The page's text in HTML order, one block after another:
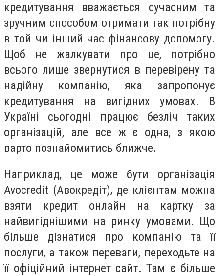
кредитування вважається сучасним та
зручним способом отримати так потрібну
в той чи інший час фінансову допомогу.
Щоб не жалкувати про це, потрібно
всього лише звернутися в перевірену та
надійну компанію, яка запропонує
кредитування на вигідних умовах. В
Україні сьогодні працює безліч таких
організацій, але все ж є одна, з якою
варто познайомитись ближче.
Наприклад, це може бути організація
Avocredit (Авокредіт), де клієнтам можна
взяти кредит онлайн на картку за
найвигіднішими на ринку умовами. Що
більше дізнатися про компанію та її
послуги, а також переваги, переходьте на
її офіційний інтернет сайт. Там є більше